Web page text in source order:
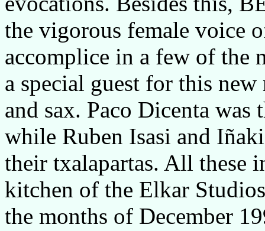
the vigorous female voice
accomplice in a few of the
a special guest for this
and sax. Paco Dicenta was
while Ruben Isasi and
their txalapartas. All these
kitchen of the Elkar
the months of December